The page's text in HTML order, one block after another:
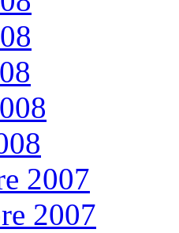
2007
2007